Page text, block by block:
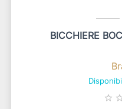
BICCHIERE
star_border